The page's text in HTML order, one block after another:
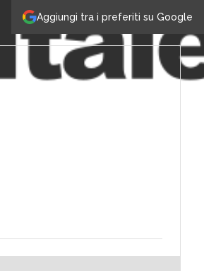
Aggiungi tra i preferiti su Google